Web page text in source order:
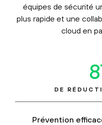
équipes de sécurité
plus rapide et une
cloud en
DE
Prévention